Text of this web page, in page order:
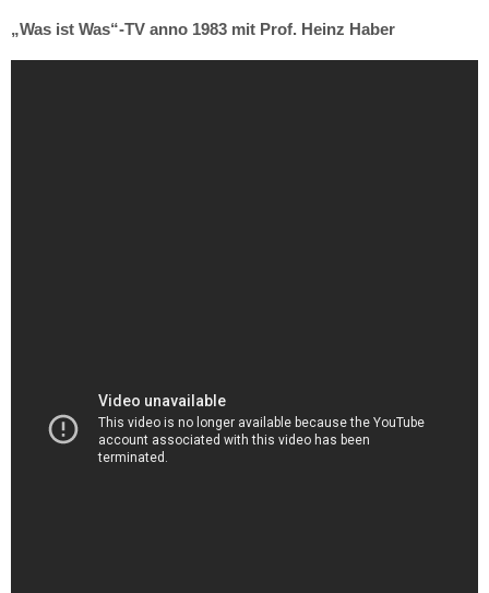
„Was ist Was“-TV anno 1983 mit Prof. Heinz Haber